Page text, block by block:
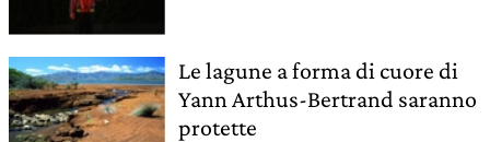
Le lagune a forma di cuore di
Yann Arthus-Bertrand saranno
protette